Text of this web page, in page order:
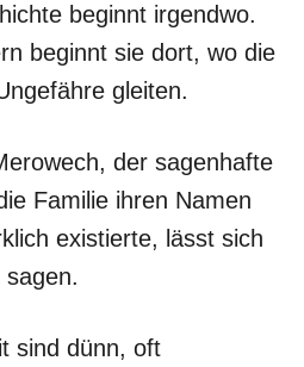
beginnt irgendwo.
beginnt sie dort, wo die
gleiten.
der sagenhafte
Familie ihren Namen
existierte, lässt sich
sind dünn, oft